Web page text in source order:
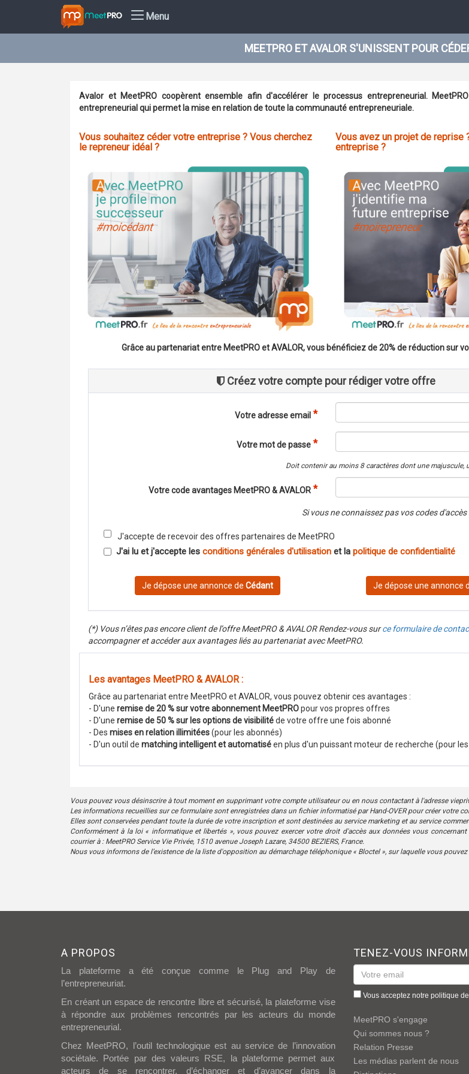
Menu
MEETPRO ET AVALOR S'UNISSENT POUR
Avalor et MeetPRO coopèrent ensemble afin d'accélérer le processus entrepreneurial.
entrepreneurial qui permet la mise en relation de toute la communauté entrepreneuriale.
Vous souhaitez céder votre entreprise ? Vous cherchez
le repreneur idéal ?
Vous avez un projet de reprise
entreprise ?
Grâce au partenariat entre MeetPRO et AVALOR, vous bénéficiez de 20% de réduction sur
Créez votre compte pour rédiger votre offre
Votre adresse email
Votre mot de passe
Doit contenir au moins 8 caractères dont une majuscule,
Votre code avantages MeetPRO & AVALOR
Si vous ne connaissez pas vos codes d'accès
J'accepte de recevoir des offres partenaires de MeetPRO
J'ai lu et j'accepte les conditions générales d'utilisation et la politique de confidentialité
Je dépose une annonce de Cédant Je dépose une annonce
(*) Vous n’êtes pas encore client de l’offre MeetPRO & AVALOR Rendez-vous surce formulaire de
accompagner et accéder aux avantages liés au partenariat avec MeetPRO.
Les avantages MeetPRO & AVALOR :
Grâce au partenariat entre MeetPRO et AVALOR, vous pouvez obtenir ces avantages :
- D'une remise de 20 % sur votre abonnement MeetPROpour vos propres offres
- D'une remise de 50 % sur les options de visibilitéde votre offre une fois abonné
- Des mises en relation illimitées(pour les abonnés)
- D'un outil de matching intelligent et automatiséen plus d'un puissant moteur de recherche (pour
Vous pouvez vous désinscrire à tout moment en supprimant votre compte utilisateur ou en nous contactant à l'adresse
Les informations recueillies sur ce formulaire sont enregistrées dans un fichier informatisé par Hand-OVER pour créer votre
Elles sont conservées pendant toute la durée de votre inscription et sont destinées au service marketing et au service
Conformément à la loi « informatique et libertés », vous pouvez exercer votre droit d'accès aux données vous
courrier à : MeetPRO Service Vie Privée, 1510 avenue Joseph Lazare, 34500 BEZIERS, France.
Nous vous informons de l’existence de la liste d'opposition au démarchage téléphonique « Bloctel », sur laquelle vous
A PROPOS
La plateforme a été conçue comme le Plug and Play de
l’entrepreneuriat.
En créant un espace de rencontre libre et sécurisé, la plateforme vise
à répondre aux problèmes rencontrés par les acteurs du monde
entrepreneurial.
Chez MeetPRO, l’outil technologique est au service de l’innovation
sociétale. Portée par des valeurs RSE, la plateforme permet aux
acteurs de se rencontrer, d’échanger et d’avancer dans la
TENEZ-VOUS
Vous acceptez notre politique
MeetPRO s'engage
Qui sommes nous ?
Relation Presse
Les médias parlent de nous